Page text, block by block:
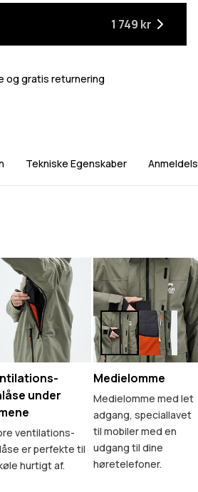
1 749 kr
og gratis returnering
Tekniske Egenskaber
under
ventilations-
er perfekte til
hurtigt af.
Medielomme
Medielomme med let
adgang, speciallavet
til mobiler med en
udgang til dine
høretelefoner.